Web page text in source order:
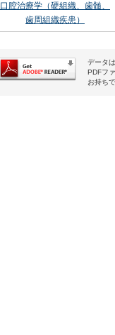
口腔治療学（硬組織、歯髄、
歯周組織疾患）
データ
PDFフ
お持ち